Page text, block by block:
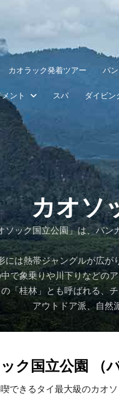
カオラック発着ツアー パ
ント スパ ダイビン
カオソ
ソック国立公園」は、パン
には熱帯ジャングルが広が
で象乗りや川下りなどの
「桂林」とも呼ばれる、
アウトドア派、自然
ク国立公園 （
できるタイ最大級のカオ